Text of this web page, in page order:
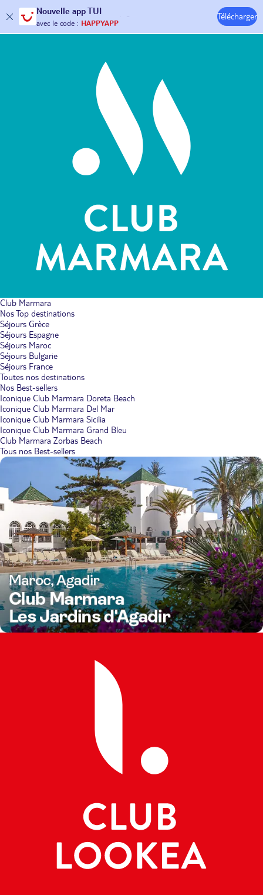
Nouvelle app TUI
30€ offerts*sur votrevoyage !
avec le code :HAPPYAPP
Télécharger
Hôtels & Clubs
Club Marmara
Nos Top destinations
Séjours Grèce
Séjours Espagne
Séjours Maroc
Séjours Bulgarie
Séjours France
Toutes nos destinations
Nos Best-sellers
Iconique Club Marmara Doreta Beach
Iconique Club Marmara Del Mar
Iconique Club Marmara Sicilia
Iconique Club Marmara Grand Bleu
Club Marmara Zorbas Beach
Tous nos Best-sellers